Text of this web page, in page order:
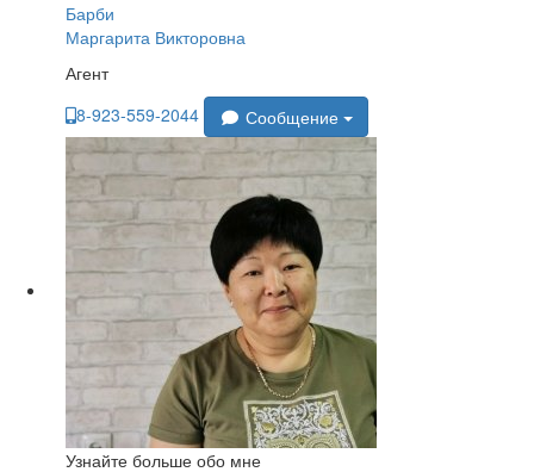
Барби
Маргарита Викторовна
Агент
8-923-559-2044
Сообщение
Узнайте больше обо мне